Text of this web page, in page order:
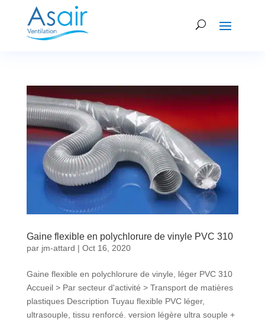
Gaine flexible en polychlorure de vinyle PVC 310
par jm-attard | Oct 16, 2020
Gaine flexible en polychlorure de vinyle, léger PVC 310
Accueil > Par secteur d'activité > Transport de matières
plastiques Description Tuyau flexible PVC léger,
ultrasouple, tissu renforcé. version légère ultra souple +